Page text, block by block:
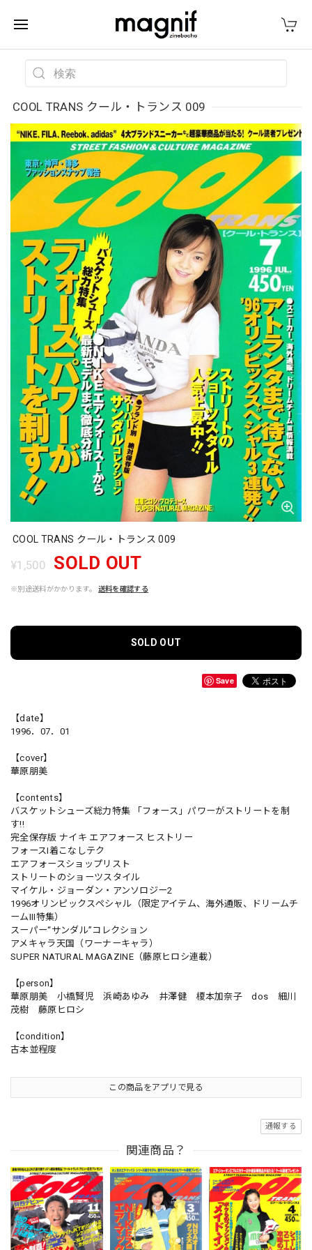
COOL TRANS クール・トランス 009
COOL TRANS クール・トランス 009
¥1,500 SOLD OUT
※別途送料がかかります。 送料を確認する
SOLD OUT
Save
【date】
1996．07．01
【cover】
華原朋美
【contents】
バスケットシューズ総力特集 「フォース」パワーがストリートを制
す!!
完全保存版 ナイキ エアフォース ヒストリー
フォースI着こなしテク
エアフォースショップリスト
ストリートのショーツスタイル
マイケル・ジョーダン・アンソロジー2
1996オリンピックスペシャル（限定アイテム、海外通販、ドリームチ
ームIII特集）
スーパー“サンダル”コレクション
アメキャラ天国（ワーナーキャラ）
SUPER NATURAL MAGAZINE（藤原ヒロシ連載）
【person】
華原朋美 小橋賢児 浜崎あゆみ 井澤健 榎本加奈子 dos 細川
茂樹 藤原ヒロシ
【condition】
古本並程度
この商品をアプリで見る
通報する
関連商品？